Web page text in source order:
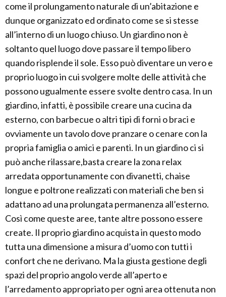
come il prolungamento naturale di un’abitazione e
dunque organizzato ed ordinato come se si stesse
all’interno di un luogo chiuso. Un giardino non è
soltanto quel luogo dove passare il tempo libero
quando risplende il sole. Esso può diventare un vero e
proprio luogo in cui svolgere molte delle attività che
possono ugualmente essere svolte dentro casa. In un
giardino, infatti, è possibile creare una cucina da
esterno, con barbecue o altri tipi di forni o braci e
ovviamente un tavolo dove pranzare o cenare con la
propria famiglia o amici e parenti. In un giardino ci si
può anche rilassare,basta creare la zona relax
arredata opportunamente con divanetti, chaise
longue e poltrone realizzati con materiali che ben si
adattano ad una prolungata permanenza all’esterno.
Così come queste aree, tante altre possono essere
create. Il proprio giardino acquista in questo modo
tutta una dimensione a misura d’uomo con tutti i
confort che ne derivano. Ma la giusta gestione degli
spazi del proprio angolo verde all’aperto e
l’arredamento appropriato per ogni area ottenuta non